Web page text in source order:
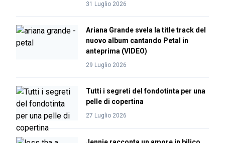
31 Luglio 2026
Ariana Grande svela la title track del
nuovo album cantando Petal in
anteprima (VIDEO)
29 Luglio 2026
Tutti i segreti del fondotinta per una
pelle di copertina
27 Luglio 2026